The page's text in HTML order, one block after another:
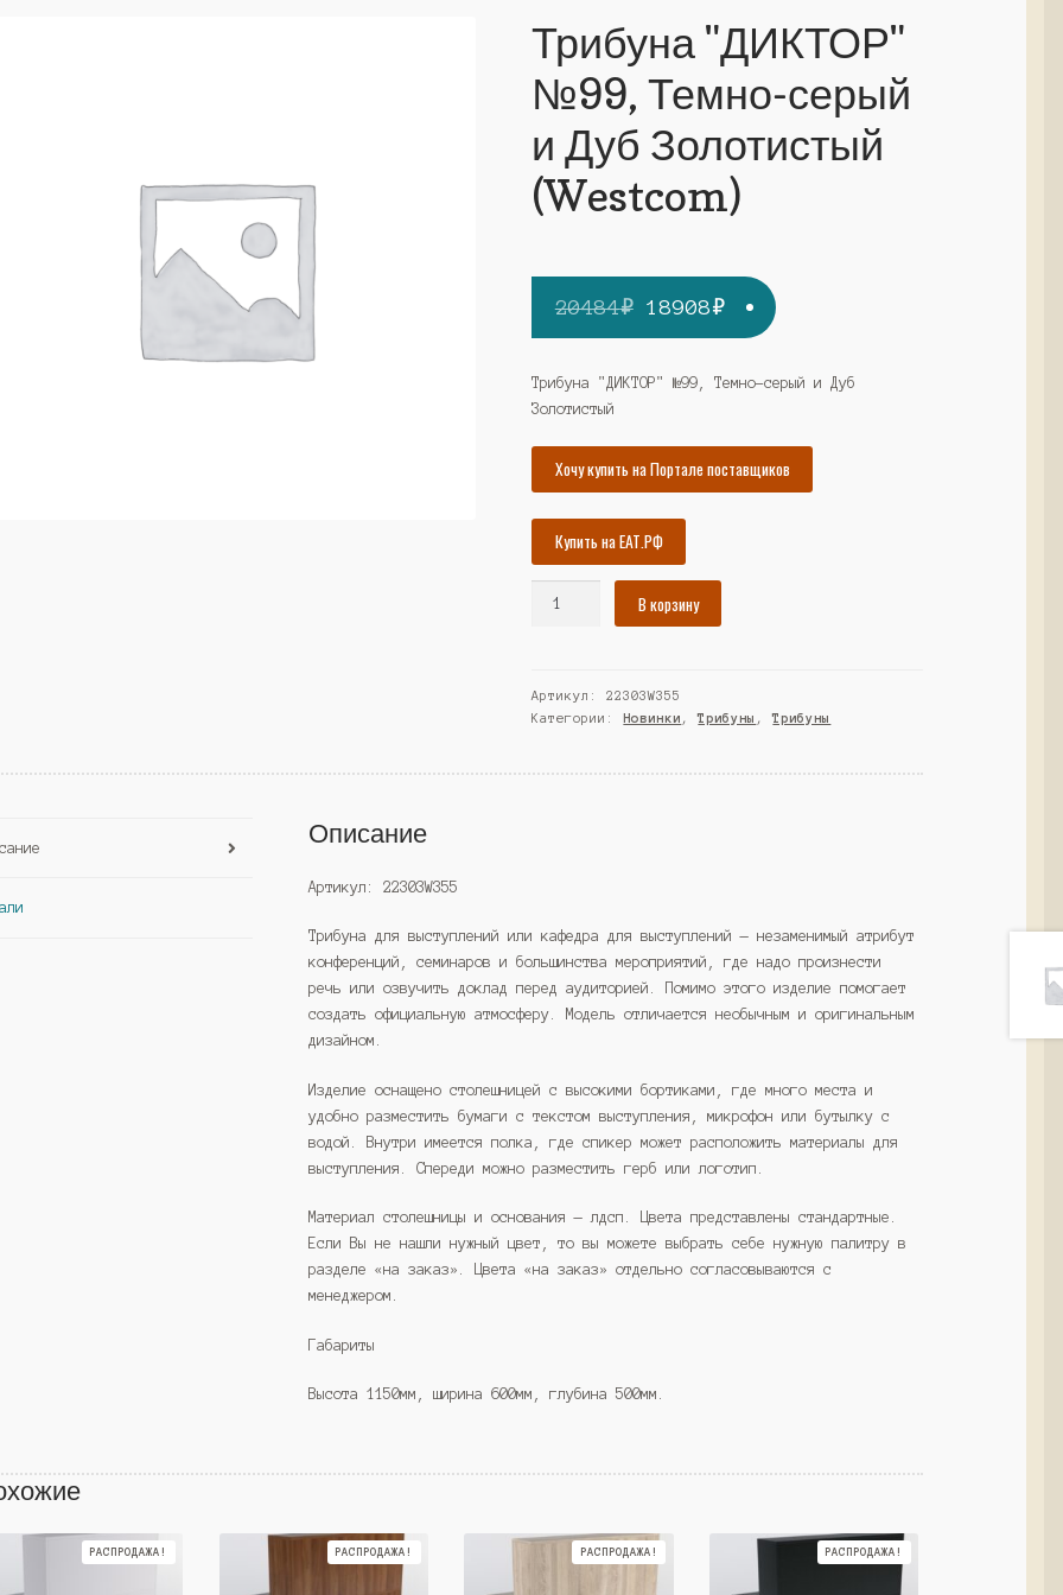
Трибуна "ДИКТОР"
№99, Темно-серый
и Дуб Золотистый
(Westcom)
20484₽ Первоначальная
цена
составляла
18908₽Текущая
цена:
18908₽.
Трибуна "ДИКТОР" №99, Темно-серый и Дуб
Золотистый
Хочу купить на Портале поставщиков
Купить на ЕАТ.РФ
№99,
Темно-
и
В корзину
Артикул:22303W355
Категории:Новинки ,Трибуны ,Трибуны
Описание
Артикул: 22303W355
Трибуна для выступлений или кафедра для выступлений — незаменимый атрибут
конференций, семинаров и большинства мероприятий, где надо произнести
речь или озвучить доклад перед аудиторией. Помимо этого изделие помогает
создать официальную атмосферу. Модель отличается необычным и оригинальным
дизайном.
Изделие оснащено столешницей с высокими бортиками, где много места и
удобно разместить бумаги с текстом выступления, микрофон или бутылку с
водой. Внутри имеется полка, где спикер может расположить материалы для
выступления. Спереди можно разместить герб или логотип.
Материал столешницы и основания — лдсп. Цвета представлены стандартные.
Если Вы не нашли нужный цвет, то вы можете выбрать себе нужную палитру в
разделе «на заказ». Цвета «на заказ» отдельно согласовываются с
менеджером.
Габариты
Высота 1150мм, ширина 600мм, глубина 500мм.
РАСПРОДАЖА! РАСПРОДАЖА! РАСПРОДАЖА! РАСПРОДАЖА!